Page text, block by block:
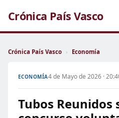
Crónica País Vasco
Crónica País Vasco › Economía
ECONOMÍA4 de Mayo de 2026 ·
Tubos Reunidos